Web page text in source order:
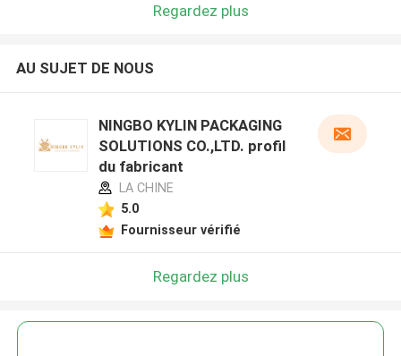
Regardez plus
AU SUJET DE NOUS
NINGBO KYLIN PACKAGING
SOLUTIONS CO.,LTD. profil
du fabricant
LA CHINE
5.0
Fournisseur vérifié
Regardez plus